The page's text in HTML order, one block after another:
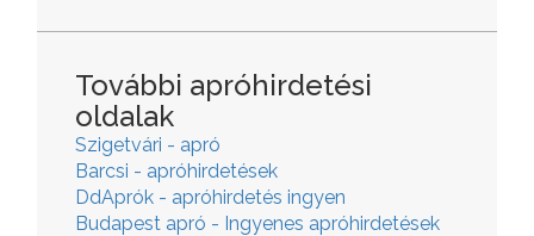
További apróhirdetési
oldalak
Szigetvári - apró
Barcsi - apróhirdetések
DdAprók - apróhirdetés ingyen
Budapest apró - Ingyenes apróhirdetések